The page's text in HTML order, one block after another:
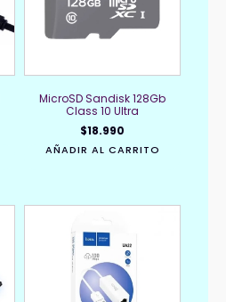
MicroSD Sandisk 128Gb
Class 10 Ultra
$18.990
AÑADIR AL CARRITO